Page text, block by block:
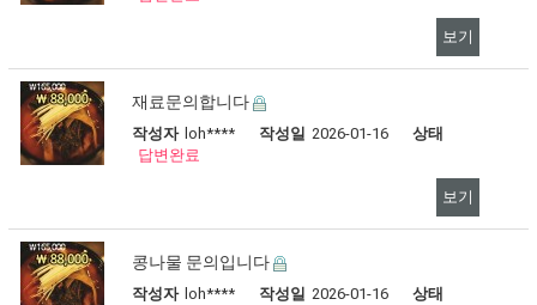
보기
재료문의합니다
작성자 loh**** 작성일 2026-01-16
상태
답변완료
보기
콩나물 문의입니다
작성자 loh**** 작성일 2026-01-16
상태